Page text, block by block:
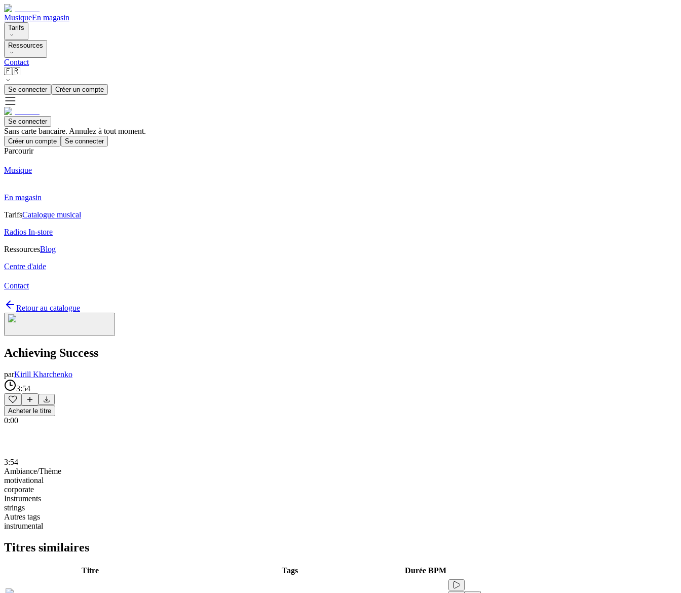
MusiqueEn magasin
Tarifs
Ressources
Contact
🇫🇷
Se connecter Créer un compte
Se connecter
Sans carte bancaire. Annulez à tout moment.
Créer un compte Se connecter
Parcourir
Musique
En magasin
TarifsCatalogue musical
Radios In-store
RessourcesBlog
Centre d'aide
Contact
Retour au catalogue
Achieving Success
parKirill Kharchenko
3:54
Acheter le titre
0:00
3:54
Ambiance/Thème
motivational
corporate
Instruments
strings
Autres tags
instrumental
Titres similaires
Titre Tags Durée BPM